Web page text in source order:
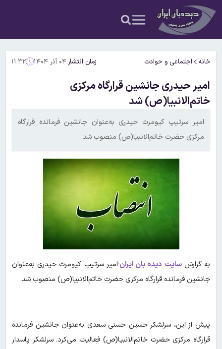
خانه اجتماعی و حوادث زمان انتشار:۰۴ آذر ۱۴۰۴ ۱۱:۳۲
امیر حیدری جانشین قرارگاه مرکزی
خاتم‌الانبیا(ص) شد
امیر سرتیپ کیومرث حیدری به‌عنوان جانشین فرمانده قرارگاه
مرکزی حضرت خاتم‌الانبیا(ص) منصوب شد.
به گزارشسایت دیده بان ایران؛امیر سرتیپ کیومرث حیدری به‌عنوان
جانشین فرمانده قرارگاه مرکزی حضرت خاتم‌الانبیا(ص) منصوب شد.
پیش از این، سرلشکر حسین حسنی سعدی به‌عنوان جانشین فرمانده
قرارگاه مرکزی حضرت خاتم‌الانبیا(ص) فعالیت می‌کرد. سرلشکر پاسدار